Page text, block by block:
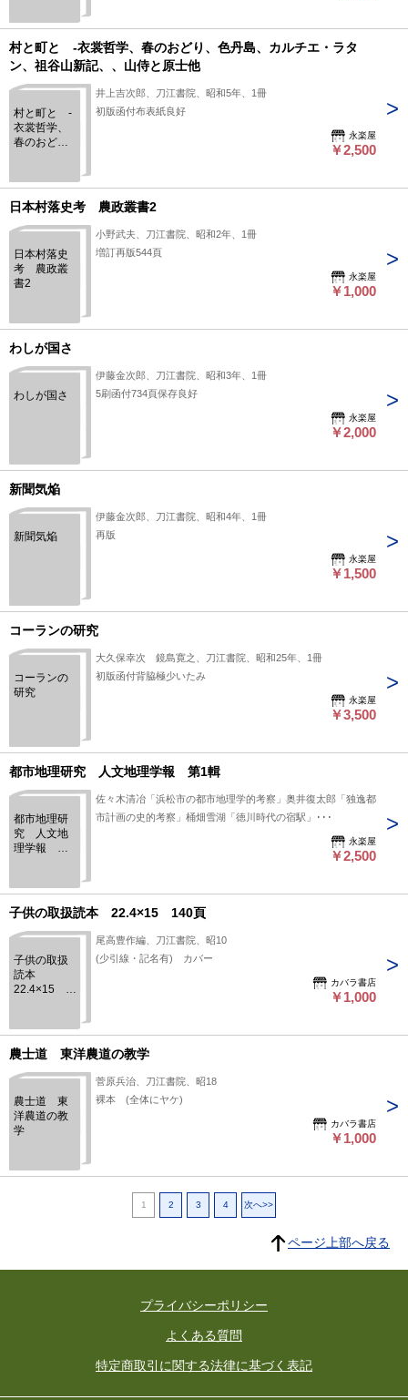
村と町と -衣裳哲学、春のおどり、色丹島、カルチエ・ラタ
ン、祖谷山新記、、山侍と原士他
村と町と -
衣裳哲学、
春のおど
エ・ラタ
ン、祖谷山
新記、、山
侍と原士他
井上吉次郎、刀江書院、昭和5年、1冊
初版函付布表紙良好
永楽屋
￥2,500
日本村落史考 農政叢書2
日本村落史
考 農政叢
書2
小野武夫、刀江書院、昭和2年、1冊
増訂再版544頁
永楽屋
￥1,000
わしが国さ
わしが国さ
伊藤金次郎、刀江書院、昭和3年、1冊
5刷函付734頁保存良好
永楽屋
￥2,000
新聞気焔
新聞気焔
伊藤金次郎、刀江書院、昭和4年、1冊
再版
永楽屋
￥1,500
コーランの研究
コーランの
研究
大久保幸次 鏡島寛之、刀江書院、昭和25年、1冊
初版函付背脇極少いたみ
永楽屋
￥3,500
都市地理研究 人文地理学報 第1輯
都市地理研
究 人文地
理学報 第1
佐々木清冶「浜松市の都市地理学的考察」奥井復太郎「独逸都
市計画の史的考察」桶畑雪湖「徳川時代の宿駅」･･･
永楽屋
￥2,500
子供の取扱読本 22.4×15 140頁
子供の取扱
読本
22.4×15
尾高豊作編、刀江書院、昭10
(少引線・記名有) カバー
カバラ書店
￥1,000
農士道 東洋農道の教学
農士道 東
洋農道の教
学
菅原兵治、刀江書院、昭18
裸本 (全体にヤケ)
カバラ書店
￥1,000
1 2 3 4 次へ>>
ページ上部へ戻る
プライバシーポリシー
よくある質問
特定商取引に関する法律に基づく表記